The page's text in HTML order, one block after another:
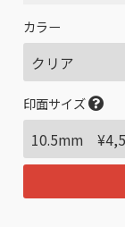
カラー
印面サイズ